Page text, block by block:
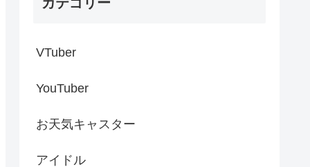
VTuber
YouTuber
お天気キャスター
アイドル